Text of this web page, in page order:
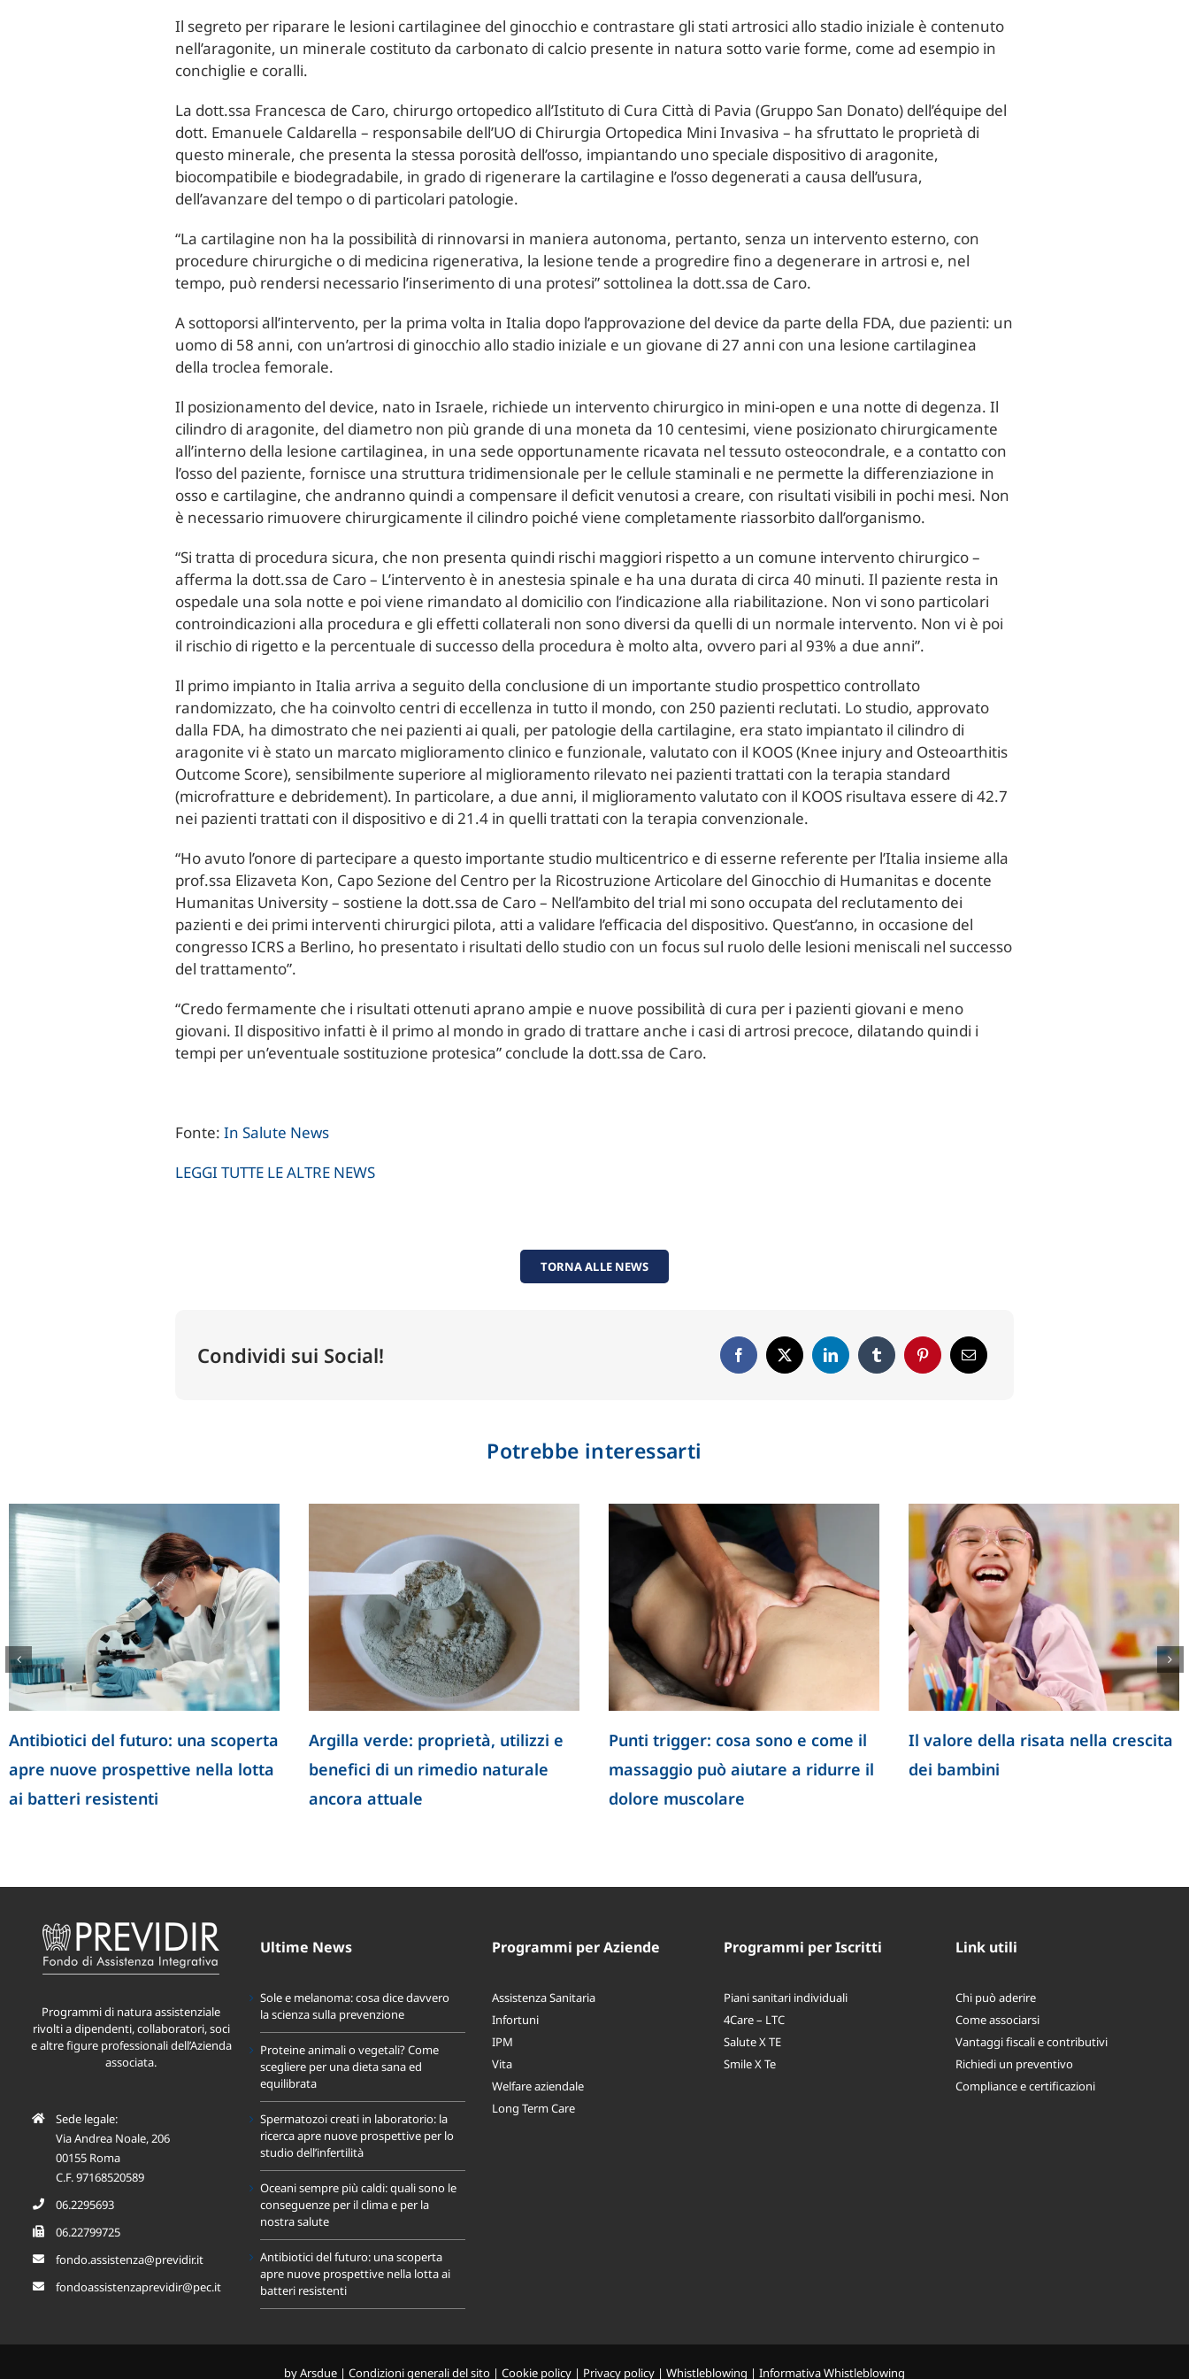
Il segreto per riparare le lesioni cartilaginee del ginocchio e contrastare gli stati artrosici allo stadio iniziale è contenuto
nell’aragonite, un minerale costituto da carbonato di calcio presente in natura sotto varie forme, come ad esempio in
conchiglie e coralli.
La dott.ssa Francesca de Caro, chirurgo ortopedico all’Istituto di Cura Città di Pavia (Gruppo San Donato) dell’équipe del
dott. Emanuele Caldarella – responsabile dell’UO di Chirurgia Ortopedica Mini Invasiva – ha sfruttato le proprietà di
questo minerale, che presenta la stessa porosità dell’osso, impiantando uno speciale dispositivo di aragonite,
biocompatibile e biodegradabile, in grado di rigenerare la cartilagine e l’osso degenerati a causa dell’usura,
dell’avanzare del tempo o di particolari patologie.
“La cartilagine non ha la possibilità di rinnovarsi in maniera autonoma, pertanto, senza un intervento esterno, con
procedure chirurgiche o di medicina rigenerativa, la lesione tende a progredire fino a degenerare in artrosi e, nel
tempo, può rendersi necessario l’inserimento di una protesi” sottolinea la dott.ssa de Caro.
A sottoporsi all’intervento, per la prima volta in Italia dopo l’approvazione del device da parte della FDA, due pazienti: un
uomo di 58 anni, con un’artrosi di ginocchio allo stadio iniziale e un giovane di 27 anni con una lesione cartilaginea
della troclea femorale.
Il posizionamento del device, nato in Israele, richiede un intervento chirurgico in mini-open e una notte di degenza. Il
cilindro di aragonite, del diametro non più grande di una moneta da 10 centesimi, viene posizionato chirurgicamente
all’interno della lesione cartilaginea, in una sede opportunamente ricavata nel tessuto osteocondrale, e a contatto con
l’osso del paziente, fornisce una struttura tridimensionale per le cellule staminali e ne permette la differenziazione in
osso e cartilagine, che andranno quindi a compensare il deficit venutosi a creare, con risultati visibili in pochi mesi. Non
è necessario rimuovere chirurgicamente il cilindro poiché viene completamente riassorbito dall’organismo.
“Si tratta di procedura sicura, che non presenta quindi rischi maggiori rispetto a un comune intervento chirurgico –
afferma la dott.ssa de Caro – L’intervento è in anestesia spinale e ha una durata di circa 40 minuti. Il paziente resta in
ospedale una sola notte e poi viene rimandato al domicilio con l’indicazione alla riabilitazione. Non vi sono particolari
controindicazioni alla procedura e gli effetti collaterali non sono diversi da quelli di un normale intervento. Non vi è poi
il rischio di rigetto e la percentuale di successo della procedura è molto alta, ovvero pari al 93% a due anni”.
Il primo impianto in Italia arriva a seguito della conclusione di un importante studio prospettico controllato
randomizzato, che ha coinvolto centri di eccellenza in tutto il mondo, con 250 pazienti reclutati. Lo studio, approvato
dalla FDA, ha dimostrato che nei pazienti ai quali, per patologie della cartilagine, era stato impiantato il cilindro di
aragonite vi è stato un marcato miglioramento clinico e funzionale, valutato con il KOOS (Knee injury and Osteoarthitis
Outcome Score), sensibilmente superiore al miglioramento rilevato nei pazienti trattati con la terapia standard
(microfratture e debridement). In particolare, a due anni, il miglioramento valutato con il KOOS risultava essere di 42.7
nei pazienti trattati con il dispositivo e di 21.4 in quelli trattati con la terapia convenzionale.
“Ho avuto l’onore di partecipare a questo importante studio multicentrico e di esserne referente per l’Italia insieme alla
prof.ssa Elizaveta Kon, Capo Sezione del Centro per la Ricostruzione Articolare del Ginocchio di Humanitas e docente
Humanitas University – sostiene la dott.ssa de Caro – Nell’ambito del trial mi sono occupata del reclutamento dei
pazienti e dei primi interventi chirurgici pilota, atti a validare l’efficacia del dispositivo. Quest’anno, in occasione del
congresso ICRS a Berlino, ho presentato i risultati dello studio con un focus sul ruolo delle lesioni meniscali nel successo
del trattamento”.
“Credo fermamente che i risultati ottenuti aprano ampie e nuove possibilità di cura per i pazienti giovani e meno
giovani. Il dispositivo infatti è il primo al mondo in grado di trattare anche i casi di artrosi precoce, dilatando quindi i
tempi per un’eventuale sostituzione protesica” conclude la dott.ssa de Caro.
Fonte:In Salute News
LEGGI TUTTE LE ALTRE NEWS
TORNA ALLE NEWS
Condividi sui Social!
Potrebbe interessarti
Antibiotici del futuro: una scoperta
apre nuove prospettive nella lotta
ai batteri resistenti
Argilla verde: proprietà, utilizzi e
benefici di un rimedio naturale
ancora attuale
Punti trigger: cosa sono e come il
massaggio può aiutare a ridurre il
dolore muscolare
Il valore della risata nella crescita
dei bambini
Programmi di natura assistenziale
rivolti a dipendenti, collaboratori, soci
e altre figure professionali dell’Azienda
associata.
Sede legale:
Via Andrea Noale, 206
00155 Roma
C.F. 97168520589
06.2295693
06.22799725
fondo.assistenza@previdir.it
fondoassistenzaprevidir@pec.it
Ultime News
Sole e melanoma: cosa dice davvero
la scienza sulla prevenzione
Proteine animali o vegetali? Come
scegliere per una dieta sana ed
equilibrata
Spermatozoi creati in laboratorio: la
ricerca apre nuove prospettive per lo
studio dell’infertilità
Oceani sempre più caldi: quali sono le
conseguenze per il clima e per la
nostra salute
Antibiotici del futuro: una scoperta
apre nuove prospettive nella lotta ai
batteri resistenti
Programmi per Aziende
Assistenza Sanitaria
Infortuni
IPM
Vita
Welfare aziendale
Long Term Care
Programmi per Iscritti
Piani sanitari individuali
4Care – LTC
Salute X TE
Smile X Te
Link utili
Chi può aderire
Come associarsi
Vantaggi fiscali e contributivi
Richiedi un preventivo
Compliance e certificazioni
byArsdue | Condizioni generali del sito | Cookie policy | Privacy policy | Whistleblowing | Informativa Whistleblowing